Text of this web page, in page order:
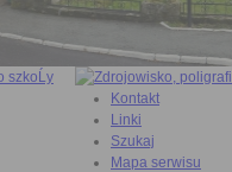
Kontakt
Linki
Szukaj
Mapa serwisu